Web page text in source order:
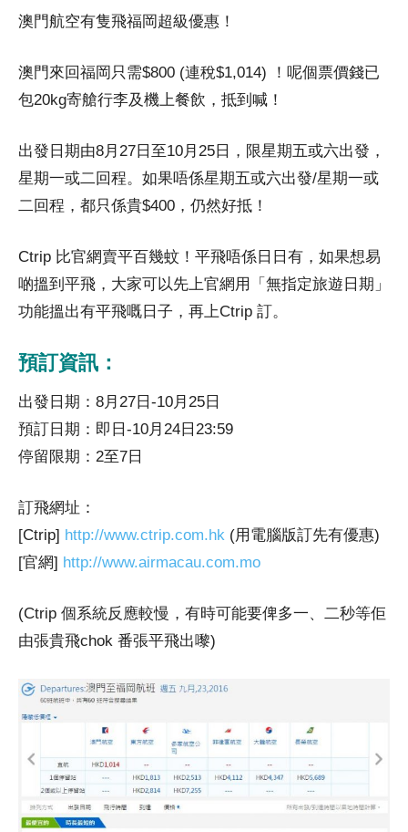
澳門航空有隻飛福岡超級優惠！
澳門來回福岡只需$800 (連稅$1,014) ！呢個票價錢已
包20kg寄艙行李及機上餐飲，抵到喊！
出發日期由8月27日至10月25日，限星期五或六出發，
星期一或二回程。如果唔係星期五或六出發/星期一或
二回程，都只係貴$400，仍然好抵！
Ctrip 比官網賣平百幾蚊！平飛唔係日日有，如果想易
啲搵到平飛，大家可以先上官網用「 無指定旅遊日期」
功能搵出有平飛嘅日子，再上Ctrip 訂。
預訂資訊：
出發日期：8月27日-10月25日
預訂日期：即日-10月24日23:59
停留限期：2至7日
訂飛網址：
[Ctrip] http://www.ctrip.com.hk (用電腦版訂先有優惠)
[官網] http://www.airmacau.com.mo
(Ctrip 個系統反應較慢，有時可能要俾多一、二秒等佢
由張貴飛chok 番張平飛出嚟)